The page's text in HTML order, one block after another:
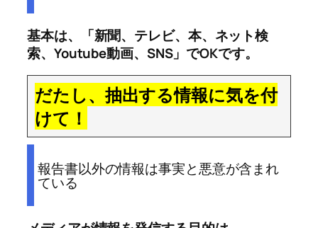
基本は、「新聞、テレビ、本、ネット検
索、Youtube動画、SNS」でOKです。
だたし、抽出する情報に気を付
けて！
報告書以外の情報は事実と悪意が含まれ
ている